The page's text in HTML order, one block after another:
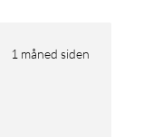
1 måned siden